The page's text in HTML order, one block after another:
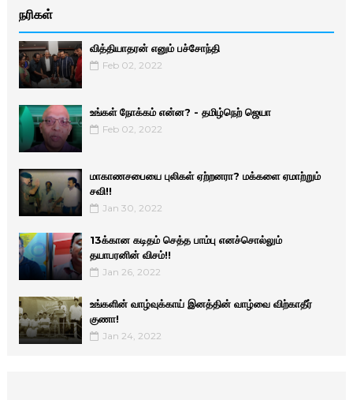
நரிகள்
வித்தியாதரன் எனும் பச்சோந்தி
Feb 02, 2022
உங்கள் நோக்கம் என்ன? - தமிழ்நெற் ஜெயா
Feb 02, 2022
மாகாணசபையை புலிகள் ஏற்றனரா? மக்களை ஏமாற்றும்
சவி!!
Jan 30, 2022
13க்கான கடிதம் செத்த பாம்பு எனச்சொல்லும்
தயாபரனின் விசம்!!
Jan 26, 2022
உங்களின் வாழ்வுக்காய் இனத்தின் வாழ்வை விற்காதீர்
குணா!
Jan 24, 2022